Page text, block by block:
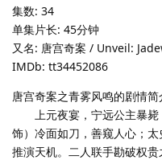
集数: 34
单集片长: 45分钟
又名: 唐宫奇案 / Unveil:
IMDb: tt34452086
唐宫奇案之青雾风鸣的剧情简介
上元夜宴，宁远公主暴毙
饰）冷面如刀，善窥人心；
推演天机。二人联手勘破权